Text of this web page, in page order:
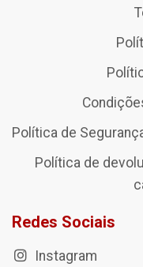
Política de
Política de
Redes Sociais
Instagram